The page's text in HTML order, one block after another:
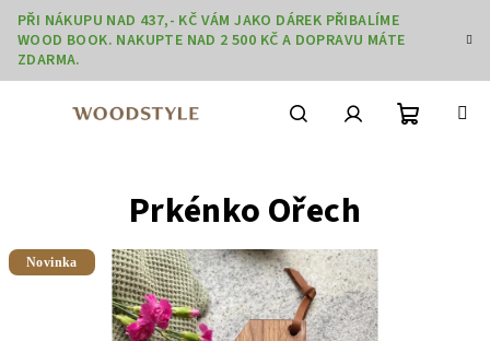
Přejít
obsah
PŘI NÁKUPU NAD 437,- KČ VÁM JAKO DÁREK PŘIBALÍME
WOOD BOOK. NAKUPTE NAD 2 500 KČ A DOPRAVU MÁTE
ZDARMA.
Prkénko Ořech
Novinka